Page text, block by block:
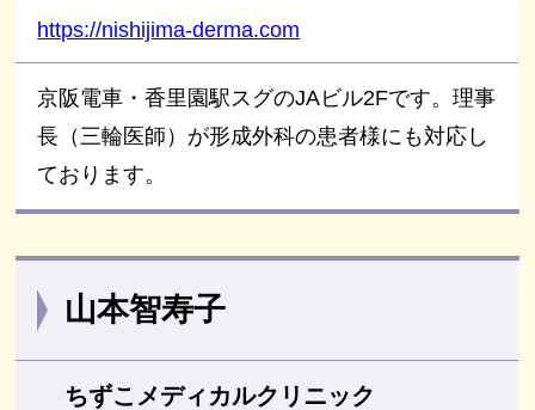
https://nishijima-derma.com
京阪電車・香里園駅スグのJAビル2Fです。理事
長（三輪医師）が形成外科の患者様にも対応し
ております。
山本智寿子
ちずこメディカルクリニック